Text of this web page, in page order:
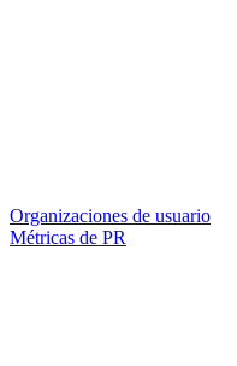
Organizaciones de usuario
Métricas de PR